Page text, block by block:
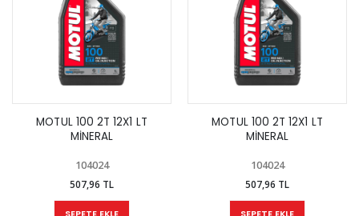
MOTUL 100 2T 12X1 LT
MİNERAL
104024
507,96 TL
MOTUL 100 2T 12X1 LT
MİNERAL
104024
507,96 TL